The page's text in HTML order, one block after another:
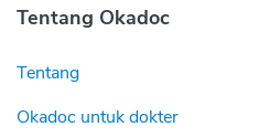
Tentang Okadoc
Tentang
Okadoc untuk dokter